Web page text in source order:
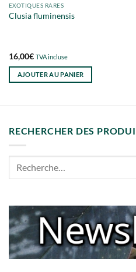
EXOTIQUES RARES
Clusia fluminensis
16,00€ TVA incluse
AJOUTER AU PANIER
RECHERCHER DES